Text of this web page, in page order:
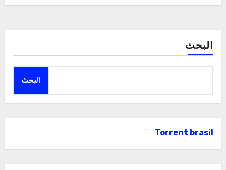
البحث
البحث
Torrent brasil